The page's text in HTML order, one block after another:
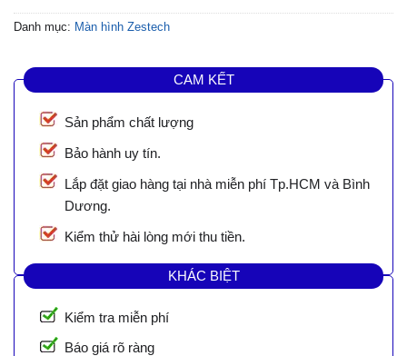
Danh mục: Màn hình Zestech
CAM KẾT
Sản phẩm chất lượng
Bảo hành uy tín.
Lắp đặt giao hàng tại nhà miễn phí Tp.HCM và Bình
Dương.
Kiểm thử hài lòng mới thu tiền.
KHÁC BIỆT
Kiểm tra miễn phí
Báo giá rõ ràng